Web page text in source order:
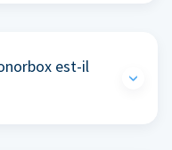
est-il